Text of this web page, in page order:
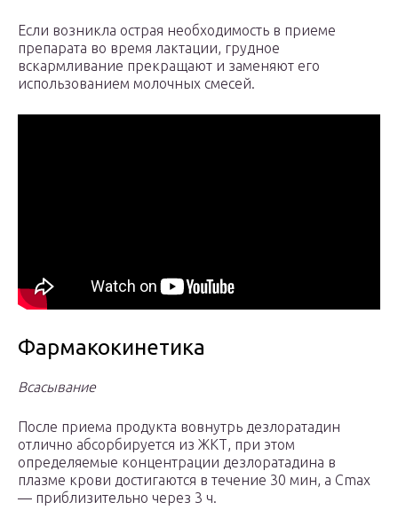
Если возникла острая необходимость в приеме
препарата во время лактации, грудное
вскармливание прекращают и заменяют его
использованием молочных смесей.
Фармакокинетика
Всасывание
После приема продукта вовнутрь дезлоратадин
отлично абсорбируется из ЖКТ, при этом
определяемые концентрации дезлоратадина в
плазме крови достигаются в течение 30 мин, а Cmax
— приблизительно через 3 ч.